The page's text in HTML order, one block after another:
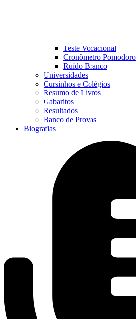
Teste Vocacional
Cronômetro Pomodoro
Ruído Branco
Universidades
Cursinhos e Colégios
Resumo de Livros
Gabaritos
Resultados
Banco de Provas
Biografias